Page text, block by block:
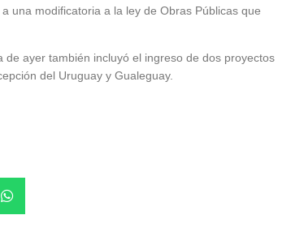
una modificatoria a la ley de Obras Públicas que
ayer también incluyó el ingreso de dos proyectos
del Uruguay y Gualeguay.